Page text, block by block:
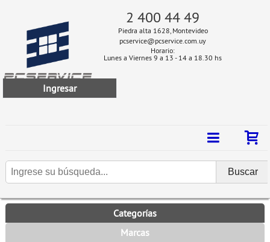
2 400 44 49
Piedra alta 1628, Montevideo
pcservice@pcservice.com.uy
Horario:
Lunes a Viernes 9 a 13 - 14 a 18.30 hs
Ingresar
Categorías
Marcas